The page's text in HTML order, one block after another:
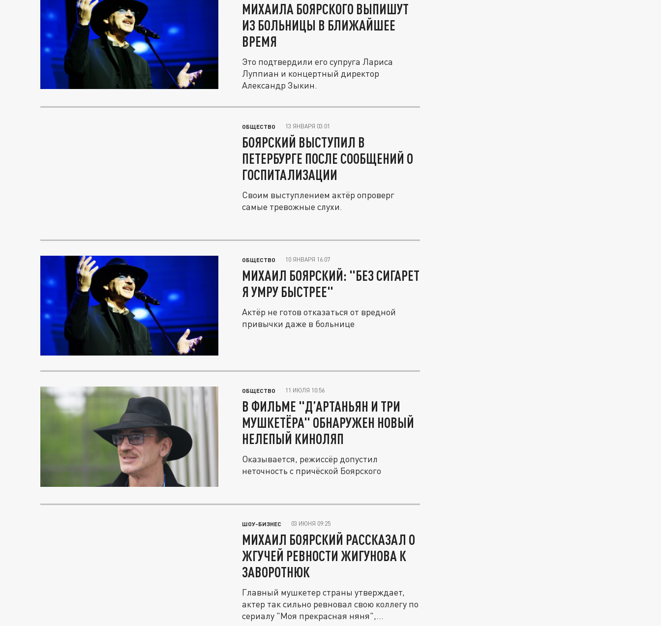
МИХАИЛА БОЯРСКОГО ВЫПИШУТ
ИЗ БОЛЬНИЦЫ В БЛИЖАЙШЕЕ
ВРЕМЯ
Это подтвердили его супруга Лариса
Луппиан и концертный директор
Александр Зыкин.
ОБЩЕСТВО 13 ЯНВАРЯ 03:01
БОЯРСКИЙ ВЫСТУПИЛ В
ПЕТЕРБУРГЕ ПОСЛЕ СООБЩЕНИЙ О
ГОСПИТАЛИЗАЦИИ
Своим выступлением актёр опроверг
самые тревожные слухи.
ОБЩЕСТВО 10 ЯНВАРЯ 16:07
МИХАИЛ БОЯРСКИЙ: "БЕЗ СИГАРЕТ
Я УМРУ БЫСТРЕЕ"
Актёр не готов отказаться от вредной
привычки даже в больнице
ОБЩЕСТВО 11 ИЮЛЯ 10:56
В ФИЛЬМЕ "Д’АРТАНЬЯН И ТРИ
МУШКЕТЁРА" ОБНАРУЖЕН НОВЫЙ
НЕЛЕПЫЙ КИНОЛЯП
Оказывается, режиссёр допустил
неточность с причёской Боярского
ШОУ-БИЗНЕС 03 ИЮНЯ 09:25
МИХАИЛ БОЯРСКИЙ РАССКАЗАЛ О
ЖГУЧЕЙ РЕВНОСТИ ЖИГУНОВА К
ЗАВОРОТНЮК
Главный мушкетер страны утверждает,
актер так сильно ревновал свою коллегу по
сериалу "Моя прекрасная няня",...